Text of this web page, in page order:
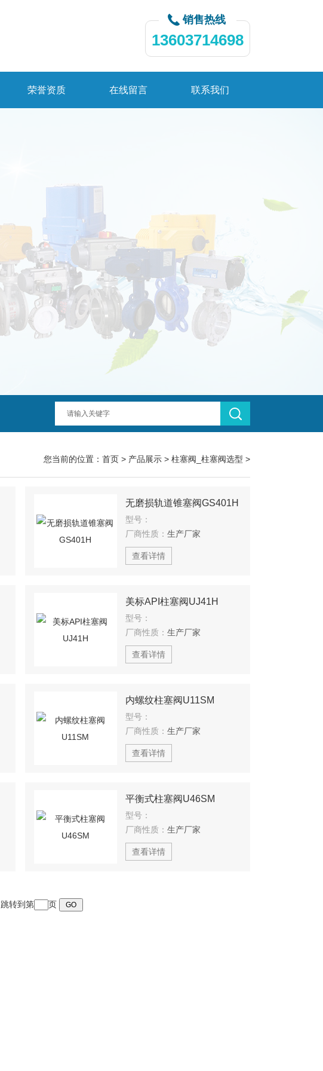
销售热线
13603714698
荣誉资质 在线留言 联系我们
您当前的位置： 首页 > 产品展示 > 柱塞阀_柱塞阀选型 >
无磨损轨道锥塞阀GS401H
型号：
厂商性质： 生产厂家
查看详情
美标API柱塞阀UJ41H
型号：
厂商性质： 生产厂家
查看详情
内螺纹柱塞阀U11SM
型号：
厂商性质： 生产厂家
查看详情
平衡式柱塞阀U46SM
型号：
厂商性质： 生产厂家
查看详情
跳转到第 页